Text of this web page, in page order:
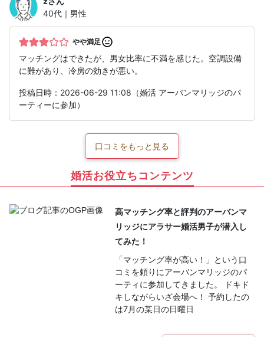
40代｜男性
やや満足
マッチングはできたが、男女比率に不満を感じた。空調設備
に難があり、冷房の効きが悪い。
投稿日時：2026-06-29 11:08（婚活 アーバンマリッジのパ
ーティーに参加）
口コミをもっと見る
婚活お役立ちコンテンツ
高マッチング率と評判のアーバンマ
リッジにアラサー婚活男子が潜入し
てみた！
「マッチング率が高い！」という口
コミを頼りにアーバンマリッジのパ
ーティに参加してきました。 ドキド
キしながらいざ会場へ！ 予約したの
は7月の某日の日曜日